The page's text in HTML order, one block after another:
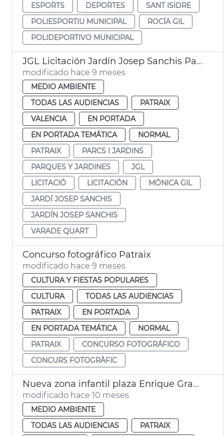
ESPORTS
DEPORTES
SANT ISIDRE
POLIESPORTIU MUNICIPAL
ROCÍA GIL
POLIDEPORTIVO MUNICIPAL
JGL Licitación Jardín Josep Sanchis Patraix
modificado hace 9 meses
MEDIO AMBIENTE
TODAS LAS AUDIENCIAS
PATRAIX
VALENCIA
EN PORTADA
EN PORTADA TEMÁTICA
NORMAL
PATRAIX
PARCS I JARDINS
PARQUES Y JARDINES
JGL
LICITACIÓ
LICITACIÓN
MÓNICA GIL
JARDÍ JOSEP SANCHIS
JARDÍN JOSEP SANCHIS
VARADE QUART
Concurso fotográfico Patraix
modificado hace 9 meses
CULTURA Y FIESTAS POPULARES
CULTURA
TODAS LAS AUDIENCIAS
PATRAIX
EN PORTADA
EN PORTADA TEMÁTICA
NORMAL
PATRAIX
CONCURSO FOTOGRÁFICO
CONCURS FOTOGRÀFIC
Nueva zona infantil plaza Enrique Granados València
modificado hace 10 meses
MEDIO AMBIENTE
TODAS LAS AUDIENCIAS
PATRAIX